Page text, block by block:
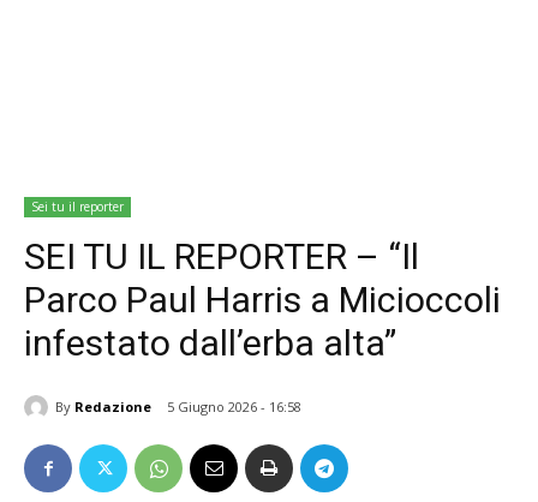
Sei tu il reporter
SEI TU IL REPORTER – “Il
Parco Paul Harris a Micioccoli
infestato dall’erba alta”
By Redazione 5 Giugno 2026 - 16:58